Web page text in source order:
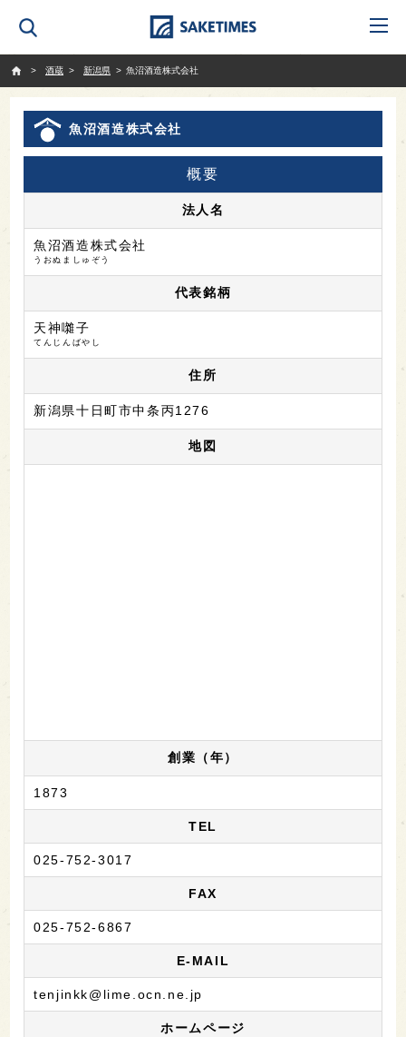
酒蔵
新潟県 魚沼酒造株式会社
魚沼酒造株式会社
概要
法人名
魚沼酒造株式会社
うおぬましゅぞう
代表銘柄
天神囃子
てんじんばやし
住所
新潟県十日町市中条丙1276
地図
創業（年）
1873
TEL
025-752-3017
FAX
025-752-6867
E-MAIL
tenjinkk@lime.ocn.ne.jp
ホームページ